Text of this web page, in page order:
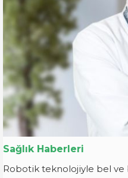
Sağlık Haberleri
Robotik teknolojiyle bel ve